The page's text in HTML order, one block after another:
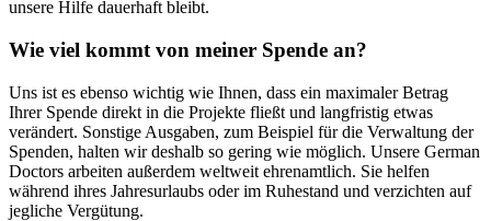
unsere Hilfe dauer­haft bleibt.
Wie viel kommt von meiner Spende an?
Uns ist es ebenso wichtig wie Ihnen, dass ein maximaler Betrag
Ihrer Spende direkt in die Projekte fließt und lang­fristig etwas
verändert. Sonstige Ausgaben, zum Beispiel für die Verwaltung der
Spenden, halten wir deshalb so gering wie möglich. Unsere German
Doctors arbeiten außerdem weltweit ehren­amtlich. Sie helfen
während ihres Jahresurlaubs oder im Ruhe­stand und verzichten auf
jegliche Vergü­tung.